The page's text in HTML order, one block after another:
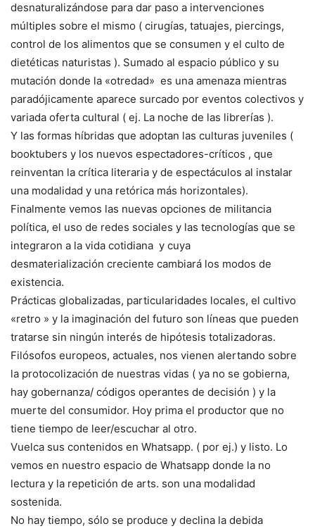
desnaturalizándose para dar paso a intervenciones
múltiples sobre el mismo ( cirugías, tatuajes, piercings,
control de los alimentos que se consumen y el culto de
dietéticas naturistas ). Sumado al espacio público y su
mutación donde la «otredad» es una amenaza mientras
paradójicamente aparece surcado por eventos colectivos y
variada oferta cultural ( ej. La noche de las librerías ).
Y las formas híbridas que adoptan las culturas juveniles (
booktubers y los nuevos espectadores-críticos , que
reinventan la crítica literaria y de espectáculos al instalar
una modalidad y una retórica más horizontales).
Finalmente vemos las nuevas opciones de militancia
política, el uso de redes sociales y las tecnologías que se
integraron a la vida cotidiana y cuya
desmaterialización creciente cambiará los modos de
existencia.
Prácticas globalizadas, particularidades locales, el cultivo
«retro » y la imaginación del futuro son líneas que pueden
tratarse sin ningún interés de hipótesis totalizadoras.
Filósofos europeos, actuales, nos vienen alertando sobre
la protocolización de nuestras vidas ( ya no se gobierna,
hay gobernanza/ códigos operantes de decisión ) y la
muerte del consumidor. Hoy prima el productor que no
tiene tiempo de leer/escuchar al otro.
Vuelca sus contenidos en Whatsapp. ( por ej.) y listo. Lo
vemos en nuestro espacio de Whatsapp donde la no
lectura y la repetición de arts. son una modalidad
sostenida.
No hay tiempo, sólo se produce y declina la debida